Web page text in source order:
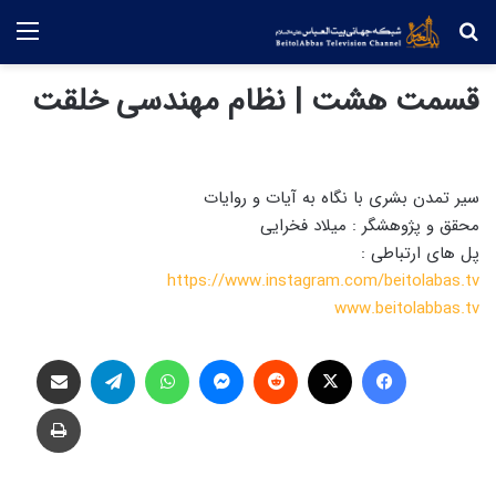
جستجو
قسمت هشت | نظام مهندسی خلقت
سیر تمدن بشری با نگاه به آیات و روایات
محقق و پژوهشگر : میلاد فخرایی
پل های ارتباطی :
https://www.instagram.com/beitolabas.tv
www.beitolabbas.tv
فیس بوک
‫رددیت